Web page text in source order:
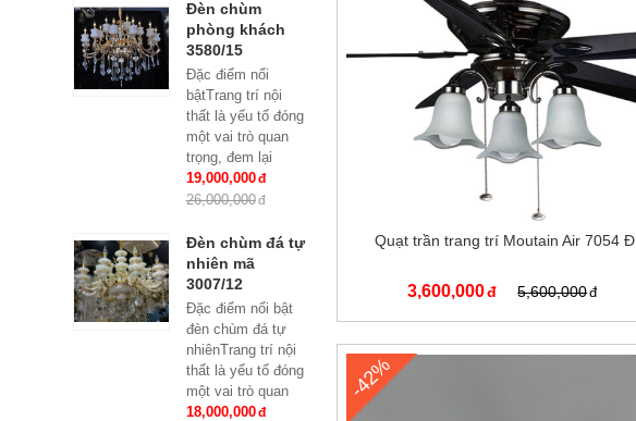
Quạt trần trang trí Moutain Air 7054 Đ
3,600,000 5,600,000
-42%
Đèn chùm
phòng khách
3580/15
Đặc điểm nổi
bậtTrang trí nội
thất là yếu tố đóng
một vai trò quan
trọng, đem lại
những giá trị thực
sự cho cả căn hộ
19,000,000
26,000,000
Đèn chùm đá tự
nhiên mã
3007/12
Đặc điểm nổi bật
đèn chùm đá tự
nhiênTrang trí nội
thất là yếu tố đóng
một vai trò quan
trọng, đem lại
18,000,000